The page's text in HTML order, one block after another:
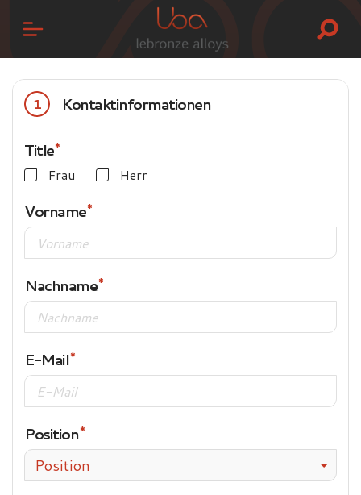
1 Kontaktinformationen
Title
Frau Herr
Vorname
Nachname
E-Mail
Position
Position